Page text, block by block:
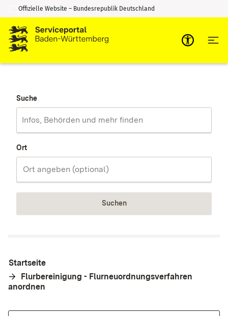
Zum Inhalt springen
Zur Suche springen
Offizielle Website – Bundesrepublik Deutschland
Suche
Ort
Suchen
Startseite
Flurbereinigung - Flurneuordnungsverfahren
anordnen